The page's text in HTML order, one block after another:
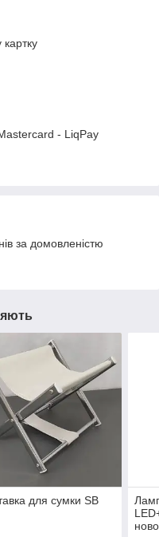
- LiqPay
за домовленістю
для сумки SB